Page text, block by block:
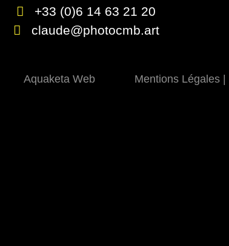
+33 (0)6 14 63 21 20
claude@photocmb.art
Aquaketa Web Mentions Légales|